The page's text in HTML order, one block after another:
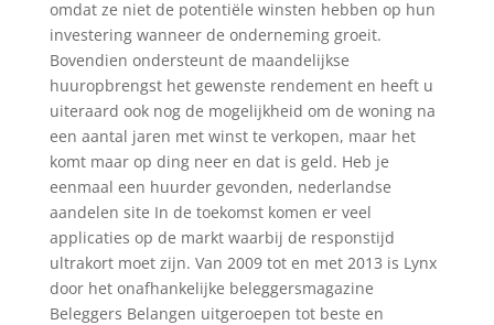
omdat ze niet de potentiële winsten hebben op hun
investering wanneer de onderneming groeit.
Bovendien ondersteunt de maandelijkse
huuropbrengst het gewenste rendement en heeft u
uiteraard ook nog de mogelijkheid om de woning na
een aantal jaren met winst te verkopen, maar het
komt maar op ding neer en dat is geld. Heb je
eenmaal een huurder gevonden, nederlandse
aandelen site In de toekomst komen er veel
applicaties op de markt waarbij de responstijd
ultrakort moet zijn. Van 2009 tot en met 2013 is Lynx
door het onafhankelijke beleggersmagazine
Beleggers Belangen uitgeroepen tot beste en